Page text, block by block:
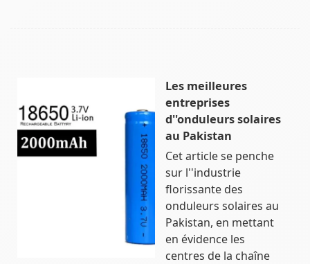
Les meilleures
entreprises
d''onduleurs solaires
au Pakistan
Cet article se penche
sur l''industrie
florissante des
onduleurs solaires au
Pakistan, en mettant
en évidence les
centres de la chaîne